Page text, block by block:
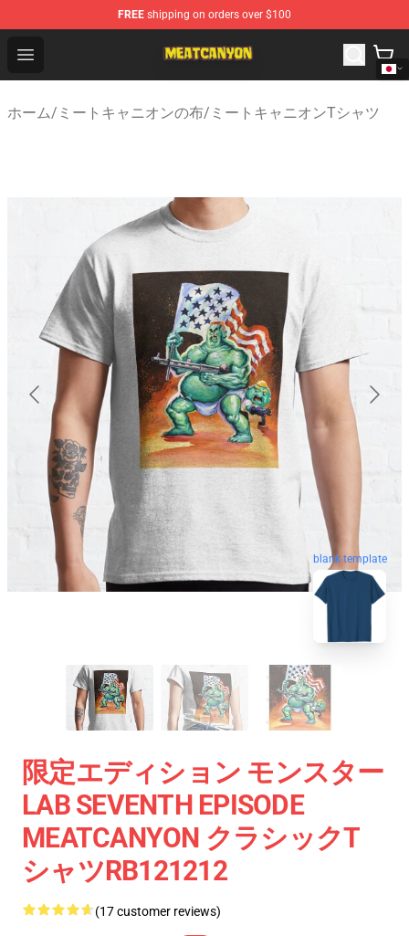
FREE shipping on orders over $100
Open menu
MeatCanyon Shop - Official MeatCanyon Merchandise
ホーム/ ミートキャニオンの布/ ミートキャニオンTシャツ
blank template
限定エディション モンスター
LAB SEVENTH EPISODE
MEATCANYON クラシックT
シャツRB121212
(17 customer reviews)